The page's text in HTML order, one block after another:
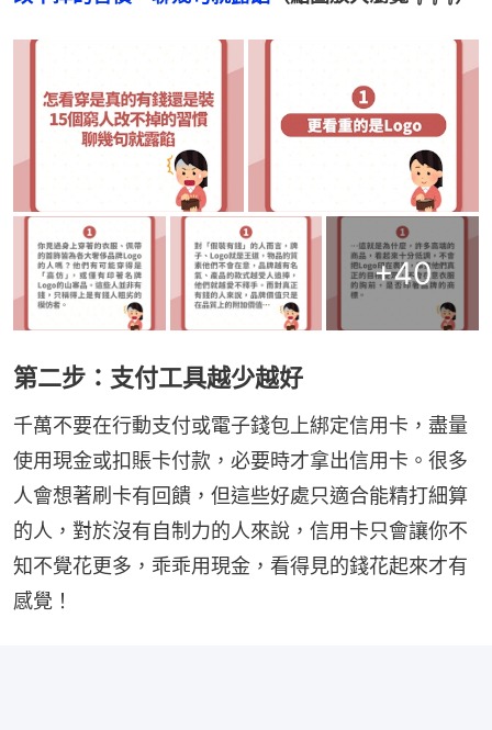
+40
第二步：支付工具越少越好
千萬不要在行動支付或電子錢包上綁定信用卡，盡量
使用現金或扣賬卡付款，必要時才拿出信用卡。很多
人會想著刷卡有回饋，但這些好處只適合能精打細算
的人，對於沒有自制力的人來說，信用卡只會讓你不
知不覺花更多，乖乖用現金，看得見的錢花起來才有
感覺！